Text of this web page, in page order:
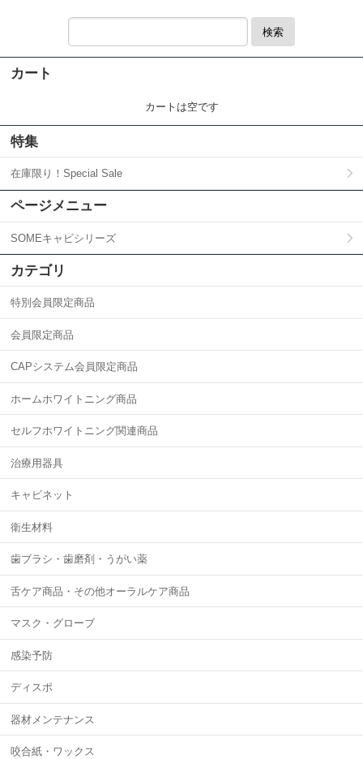
検索
カート
カートは空です
特集
在庫限り！Special Sale
ページメニュー
SOMEキャビシリーズ
カテゴリ
特別会員限定商品
会員限定商品
CAPシステム会員限定商品
ホームホワイトニング商品
セルフホワイトニング関連商品
治療用器具
キャビネット
衛生材料
歯ブラシ・歯磨剤・うがい薬
舌ケア商品・その他オーラルケア商品
マスク・グローブ
感染予防
ディスポ
器材メンテナンス
咬合紙・ワックス